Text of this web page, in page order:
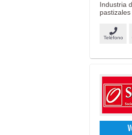
Industria
pastizales
Teléfono